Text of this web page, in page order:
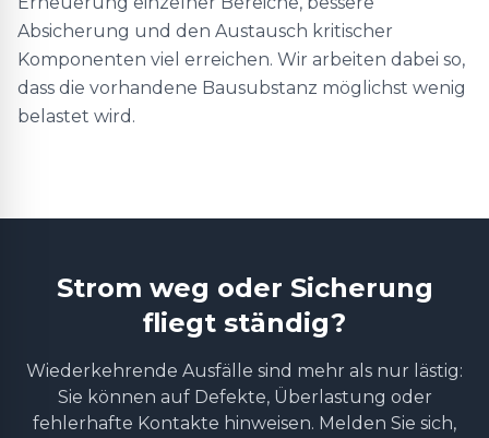
Absicherung und den Austausch kritischer
Komponenten viel erreichen. Wir arbeiten dabei so,
dass die vorhandene Bausubstanz möglichst wenig
belastet wird.
Strom weg oder Sicherung
fliegt ständig?
Wiederkehrende Ausfälle sind mehr als nur lästig:
Sie können auf Defekte, Überlastung oder
fehlerhafte Kontakte hinweisen. Melden Sie sich,